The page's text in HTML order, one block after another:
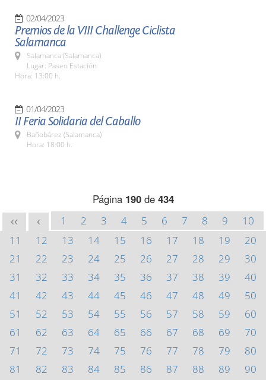
02/04/2023
Premios de la VIII Challenge Ciclista
Salamanca
Salamanca (Salamanca)
Lugar: Paseo Estación
Hora: 13:00 h.
01/04/2023
II Feria Solidaria del Caballo
Bañobárez (Salamanca)
Hora: 18:00 h.
Página 190de 434
<< < 1 2 3 4 5 6 7 8 9
10
11
12 13 14 15 16 17 18 19
20
21
22 23 24 25 26 27 28 29
30
31
32 33 34 35 36 37 38 39
40
41
42 43 44 45 46 47 48 49
50
51
52 53 54 55 56 57 58 59
60
61
62 63 64 65 66 67 68 69
70
71
72 73 74 75 76 77 78 79
80
81
82 83 84 85 86 87 88 89
90